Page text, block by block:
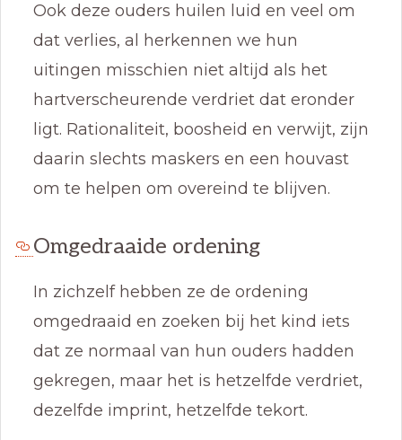
Ook deze ouders huilen luid en veel om
dat verlies, al herkennen we hun
uitingen misschien niet altijd als het
hartverscheurende verdriet dat eronder
ligt. Rationaliteit, boosheid en verwijt, zijn
daarin slechts maskers en een houvast
om te helpen om overeind te blijven.
Omgedraaide ordening
In zichzelf hebben ze de ordening
omgedraaid en zoeken bij het kind iets
dat ze normaal van hun ouders hadden
gekregen, maar het is hetzelfde verdriet,
dezelfde imprint, hetzelfde tekort.